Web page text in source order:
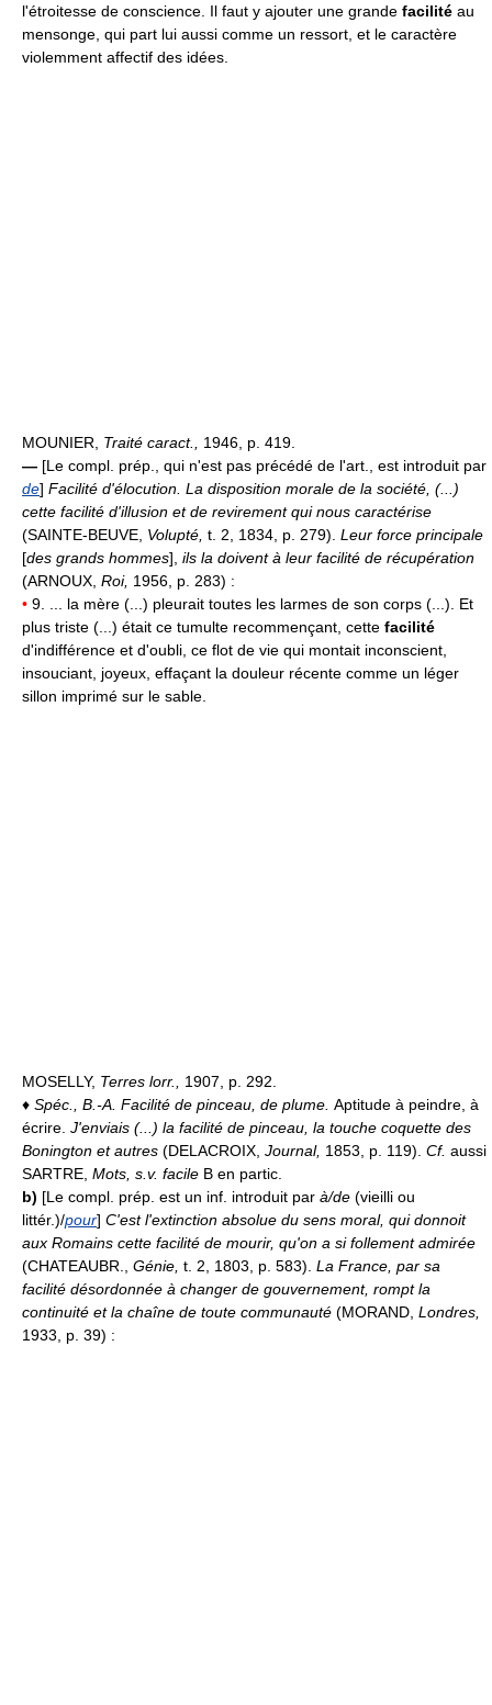
l'étroitesse de conscience. Il faut y ajouter une grande facilité au
mensonge, qui part lui aussi comme un ressort, et le caractère
violemment affectif des idées.
MOUNIER, Traité caract., 1946, p. 419.
— [Le compl. prép., qui n'est pas précédé de l'art., est introduit par
de] Facilité d'élocution. La disposition morale de la société, (...)
cette facilité d'illusion et de revirement qui nous caractérise
(SAINTE-BEUVE, Volupté, t. 2, 1834, p. 279). Leur force principale
[des grands hommes], ils la doivent à leur facilité de récupération
(ARNOUX, Roi, 1956, p. 283) :
• 9. ... la mère (...) pleurait toutes les larmes de son corps (...). Et
plus triste (...) était ce tumulte recommençant, cette facilité
d'indifférence et d'oubli, ce flot de vie qui montait inconscient,
insouciant, joyeux, effaçant la douleur récente comme un léger
sillon imprimé sur le sable.
MOSELLY, Terres lorr., 1907, p. 292.
♦ Spéc., B.-A. Facilité de pinceau, de plume. Aptitude à peindre, à
écrire. J'enviais (...) la facilité de pinceau, la touche coquette des
Bonington et autres (DELACROIX, Journal, 1853, p. 119). Cf. aussi
SARTRE, Mots, s.v. facile B en partic.
b) [Le compl. prép. est un inf. introduit par à/de (vieilli ou
littér.)/pour] C'est l'extinction absolue du sens moral, qui donnoit
aux Romains cette facilité de mourir, qu'on a si follement admirée
(CHATEAUBR., Génie, t. 2, 1803, p. 583). La France, par sa
facilité désordonnée à changer de gouvernement, rompt la
continuité et la chaîne de toute communauté (MORAND, Londres,
1933, p. 39) :